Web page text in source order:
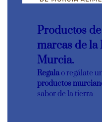
Productos
marcas de la
Murcia.
Regalao regálate
productos
sabor de la tierra